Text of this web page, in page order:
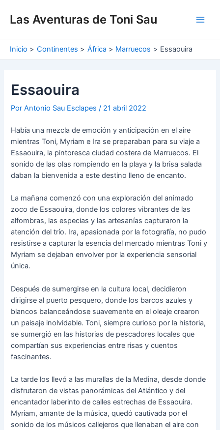
Las Aventuras de Toni Sau
Inicio Continentes África Marruecos Essaouira
Essaouira
PorAntonio Sau Esclapes/ 21 abril 2022
Había una mezcla de emoción y anticipación en el aire
mientras Toni, Myriam e Ira se preparaban para su viaje a
Essaouira, la pintoresca ciudad costera de Marruecos. El
sonido de las olas rompiendo en la playa y la brisa salada
daban la bienvenida a este destino lleno de encanto.
La mañana comenzó con una exploración del animado
zoco de Essaouira, donde los colores vibrantes de las
alfombras, las especias y las artesanías capturaron la
atención del trío. Ira, apasionada por la fotografía, no pudo
resistirse a capturar la esencia del mercado mientras Toni y
Myriam se dejaban envolver por la experiencia sensorial
única.
Después de sumergirse en la cultura local, decidieron
dirigirse al puerto pesquero, donde los barcos azules y
blancos balanceándose suavemente en el oleaje crearon
un paisaje inolvidable. Toni, siempre curioso por la historia,
se sumergió en las historias de pescadores locales que
compartían sus experiencias entre risas y cuentos
fascinantes.
La tarde los llevó a las murallas de la Medina, desde donde
disfrutaron de vistas panorámicas del Atlántico y del
encantador laberinto de calles estrechas de Essaouira.
Myriam, amante de la música, quedó cautivada por el
sonido de los músicos callejeros que llenaban el aire con
de